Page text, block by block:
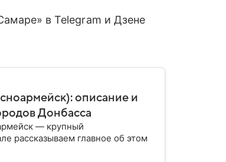
в Telegram и Дзене
описание и
Донбасса
— крупный
рассказываем главное об этом